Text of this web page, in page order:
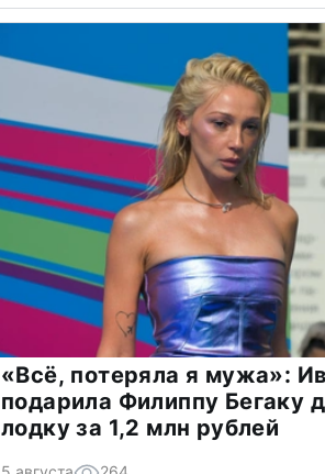
«Всё, потеряла я мужа»:
подарила Филиппу Бегаку
лодку за 1,2 млн рублей